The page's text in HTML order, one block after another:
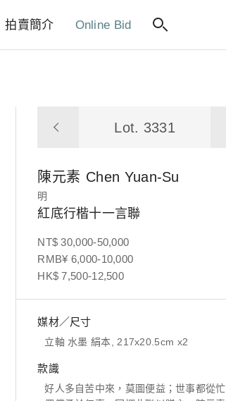
拍賣簡介 Online Bid
Lot. 3331
陳元素 Chen Yuan-Su
明
紅底行楷十一言聯
NT$ 30,000-50,000
RMB¥ 6,000-10,000
HK$ 7,500-12,500
媒材／尺寸
立軸 水墨 絹本, 217x20.5cm x2
款識
好人多自苦中來，莫圖便益；世事都從